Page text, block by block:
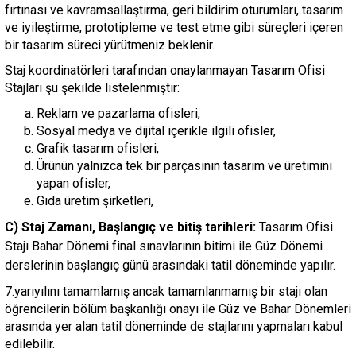
fırtınası ve kavramsallaştırma, geri bildirim oturumları, tasarım
ve iyileştirme, prototipleme ve test etme gibi süreçleri içeren
bir tasarım süreci yürütmeniz beklenir.
Staj koordinatörleri tarafından onaylanmayan Tasarım Ofisi
Stajları şu şekilde listelenmiştir:
Reklam ve pazarlama ofisleri,
Sosyal medya ve dijital içerikle ilgili ofisler,
Grafik tasarım ofisleri,
Ürünün yalnızca tek bir parçasının tasarım ve üretimini
yapan ofisler,
Gıda üretim şirketleri,
C) Staj Zamanı, Başlangıç ve bitiş tarihleri: Tasarım Ofisi
Stajı Bahar Dönemi final sınavlarının bitimi ile Güz Dönemi
derslerinin başlangıç günü arasındaki tatil döneminde yapılır.
7.yarıyılını tamamlamış ancak tamamlanmamış bir stajı olan
öğrencilerin bölüm başkanlığı onayı ile Güz ve Bahar Dönemleri
arasında yer alan tatil döneminde de stajlarını yapmaları kabul
edilebilir.